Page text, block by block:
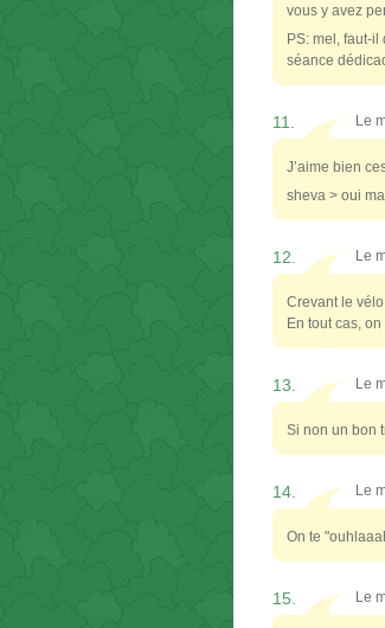
vous y avez
PS: mel, faut-il
séance
11. Le
J’aime bien
sheva > oui
12. Le
Crevant le
En tout cas,
13. Le
Si non un bon
14. Le
On te
15. Le